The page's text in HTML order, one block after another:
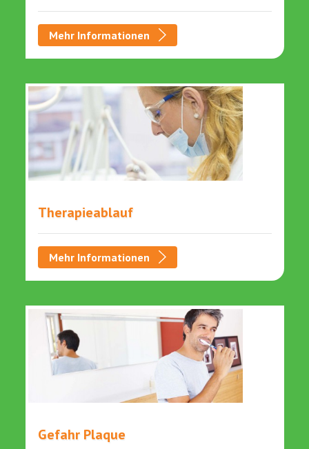
Mehr Informationen
Therapieablauf
Mehr Informationen
Gefahr Plaque